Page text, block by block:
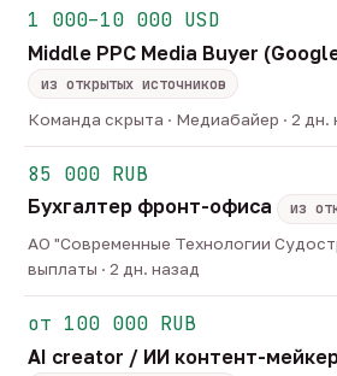
1 000–10 000 USD
Middle PPC Media Buyer
из открытых источников
Команда скрыта · Медиабайер · 2 дн.
85 000 RUB
Бухгалтер фронт-офиса
из
АО "Современные Технологии
выплаты · 2 дн. назад
от 100 000 RUB
AI creator / ИИ контент-